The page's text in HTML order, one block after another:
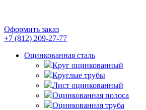
Оформить заказ
+7 (812) 209-27-77
Оцинкованная сталь
Круг оцинкованный
Круглые трубы
Лист оцинкованный
Оцинкованная полоса
Оцинкованная труба